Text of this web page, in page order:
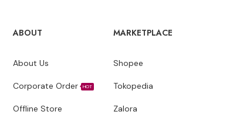
ABOUT
About Us
Corporate Order HOT
Offline Store
MARKETPLACE
Shopee
Tokopedia
Zalora